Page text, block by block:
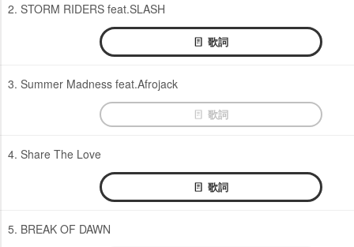
2. STORM RIDERS feat.SLASH
歌詞
3. Summer Madness feat.Afrojack
歌詞
4. Share The Love
歌詞
5. BREAK OF DAWN